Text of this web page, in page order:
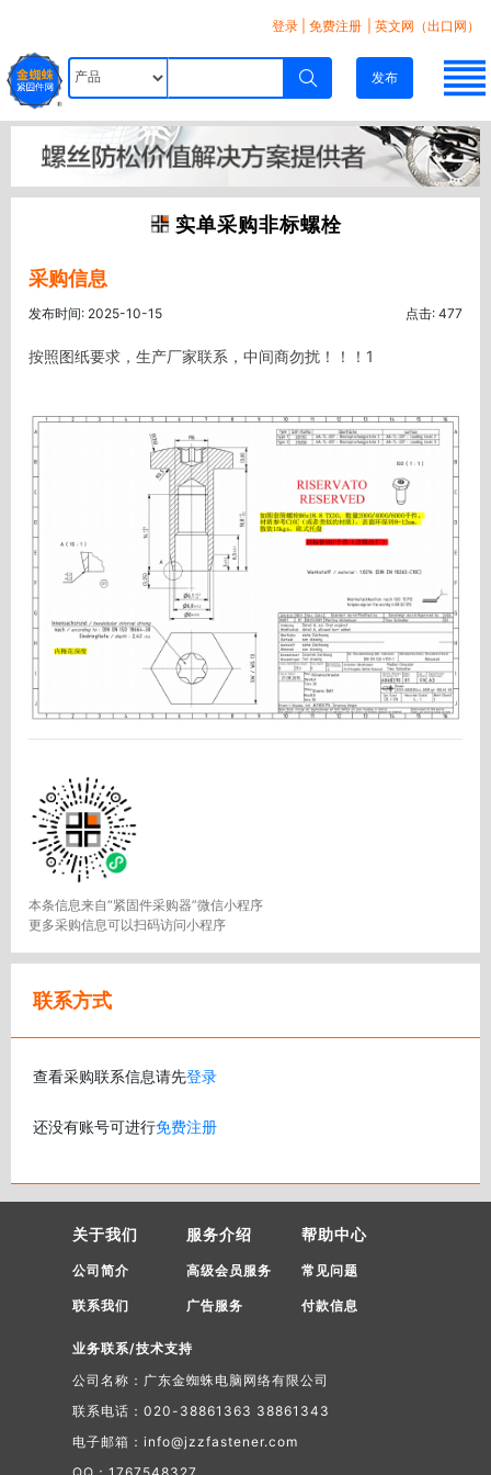
登录 免费注册 | 英文网（出口网）
发布
实单采购非标螺栓
采购信息
发布时间: 2025-10-15 点击: 477
按照图纸要求，生产厂家联系，中间商勿扰！！！1
本条信息来自“紧固件采购器”微信小程序
更多采购信息可以扫码访问小程序
联系方式
查看采购联系信息请先登录
还没有账号可进行免费注册
关于我们
公司简介
联系我们
服务介绍
高级会员服务
广告服务
帮助中心
常见问题
付款信息
业务联系/技术支持
公司名称：广东金蜘蛛电脑网络有限公司
联系电话：020-38861363 38861343
电子邮箱：info@jzzfastener.com